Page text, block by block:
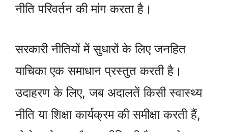
नीति परिवर्तन की मांग करता है।
सरकारी नीतियों में सुधारों के लिए जनहित
याचिका एक समाधान प्रस्तुत करती है।
उदाहरण के लिए, जब अदालतें किसी स्वास्थ्य
नीति या शिक्षा कार्यक्रम की समीक्षा करती हैं,